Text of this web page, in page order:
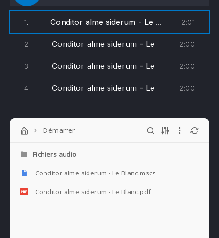
1. Conditor alme siderum - Le Blanc (soprane) 2:01
2. Conditor alme siderum - Le Blanc (alto) 2:00
3. Conditor alme siderum - Le Blanc (ténor) 2:00
4. Conditor alme siderum - Le Blanc (basse) 2:00
Démarrer
Fichiers audio
Conditor alme siderum - Le Blanc.mscz
Conditor alme siderum - Le Blanc.pdf